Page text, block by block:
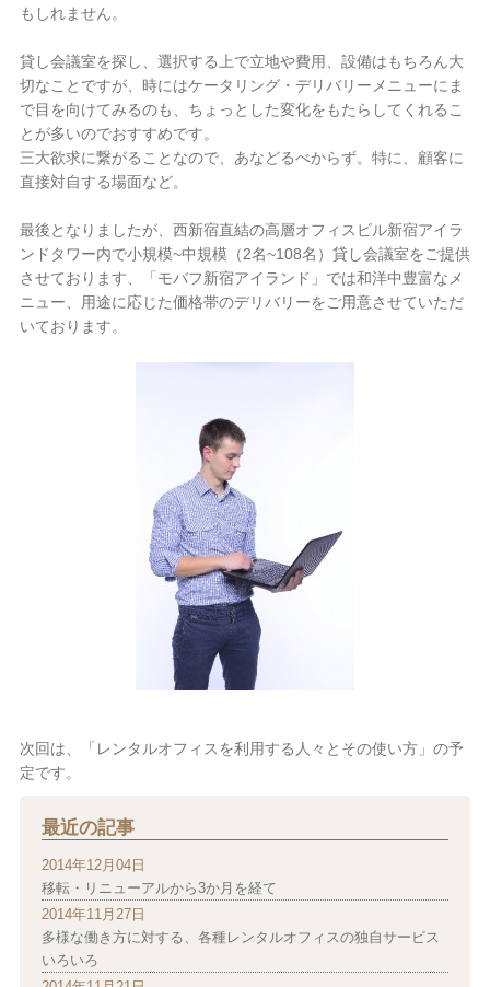
もしれません。
貸し会議室を探し、選択する上で立地や費用、設備はもちろん大
切なことですが、時にはケータリング・デリバリーメニューにま
で目を向けてみるのも、ちょっとした変化をもたらしてくれるこ
とが多いのでおすすめです。
三大欲求に繋がることなので、あなどるべからず。特に、顧客に
直接対自する場面など。
最後となりましたが、西新宿直結の高層オフィスビル新宿アイラ
ンドタワー内で小規模~中規模（2名~108名）貸し会議室をご提供
させております、「モバフ新宿アイランド」では和洋中豊富なメ
ニュー、用途に応じた価格帯のデリバリーをご用意させていただ
いております。
次回は、「レンタルオフィスを利用する人々とその使い方」の予
定です。
最近の記事
2014年12月04日
移転・リニューアルから3か月を経て
2014年11月27日
多様な働き方に対する、各種レンタルオフィスの独自サービス
いろいろ